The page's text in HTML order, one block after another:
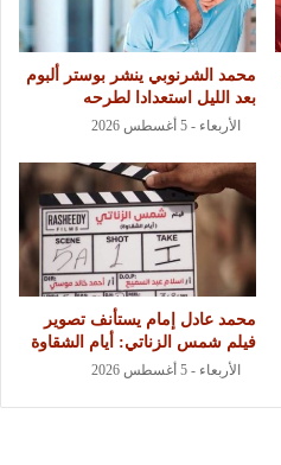
محمد الشرنوبي ينشر بوستر ألبوم
بعد الليل استعدادا لطرحه
الأربعاء - 5 أغسطس 2026
محمد عادل إمام يستأنف تصوير
فيلم شمس الزناتي: أيام الشقاوة
الأربعاء - 5 أغسطس 2026